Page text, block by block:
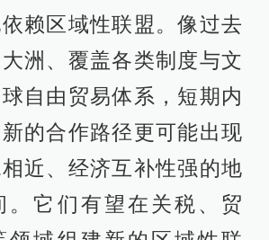
赖区域性联盟。像过去
洲、覆盖各类制度与文
自由贸易体系，短期内
的合作路径更可能出现
近、经济互补性强的地
。它们有望在关税、贸